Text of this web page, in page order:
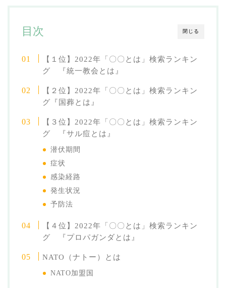
閉じる
目次
【１位】2022年「〇〇とは」検索ランキン
グ 『統一教会とは』
【２位】2022年「〇〇とは」検索ランキン
グ『国葬とは』
【３位】2022年「〇〇とは」検索ランキン
グ 『サル痘とは』
潜伏期間
症状
感染経路
発生状況
予防法
【４位】2022年「〇〇とは」検索ランキン
グ 『プロパガンダとは』
NATO（ナトー）とは
NATO加盟国